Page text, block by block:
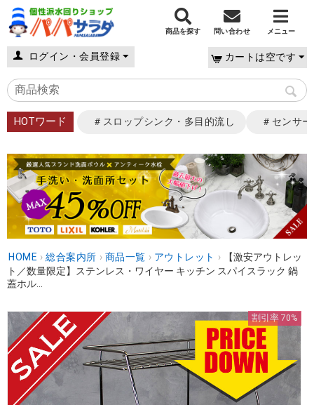
商品を探す 問い合わせ メニュー
ログイン・会員登録 カートは空です
HOTワード ＃スロップシンク・多目的流し ＃センサ
HOME › 総合案内所 › 商品一覧 › アウトレット ›
【激安アウトレッ
ト／数量限定】ステンレス・ワイヤー キッチン スパイスラック 鍋
蓋ホル...
割引率 70%